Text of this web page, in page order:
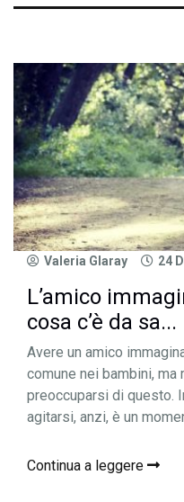
Valeria Glaray 24
L’amico
cosa c’è da sa...
Avere un amico
comune nei bambini,
preoccuparsi di questo.
agitarsi, anzi, è un
Continua a leggere